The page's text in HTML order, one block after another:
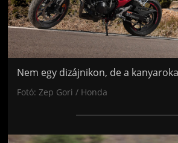
Nem egy dizájnikon, de a
Fotó: Zep Gori / Honda